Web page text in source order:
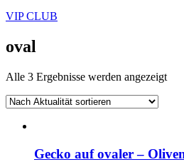
VIP CLUB
oval
Alle 3 Ergebnisse werden angezeigtNach
Gecko auf ovaler –